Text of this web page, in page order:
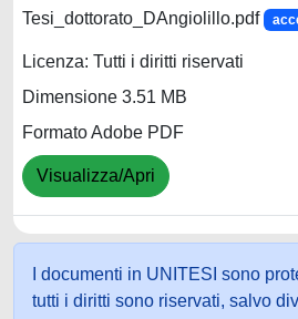
Tesi_dottorato_DAngiolillo.pdf
Licenza: Tutti i diritti riservati
Dimensione 3.51 MB
Formato Adobe PDF
Visualizza/Apri
I documenti in UNITESI sono
tutti i diritti sono riservati, salvo